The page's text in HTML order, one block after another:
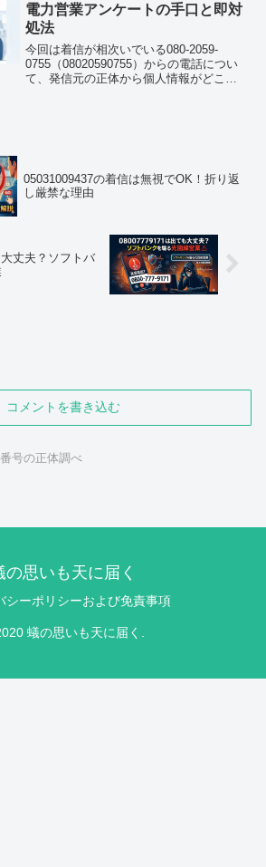
電力営業アンケートの手口と即対
処法
今回は着信が相次いでいる080-2059-
0755（08020590755）からの電話につい
て、発信元の正体から個人情報がどこか
05031009437の着信は無視でOK！折り返
し厳禁な理由
丈夫？ソフトバ
コメントを書き込む
号の正体調べ
の思いも天に届く
シーポリシーおよび免責事項
蟻の思いも天に届く.